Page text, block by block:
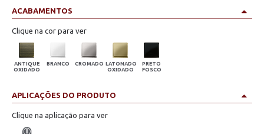
ACABAMENTOS
Clique na cor para ver
ANTIQUE
OXIDADO
BRANCO CROMADO LATONADO
OXIDADO
PRETO
FOSCO
APLICAÇÕES DO PRODUTO
Clique na aplicação para ver